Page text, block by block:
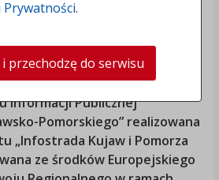
Systemu Regionalnego
Informacji Publicznej
Pomorskiego” realizowana
„Infostrada Kujaw i Pomorza
ze środków Europejskiego
Prywatności.
przechodzę do serwisu